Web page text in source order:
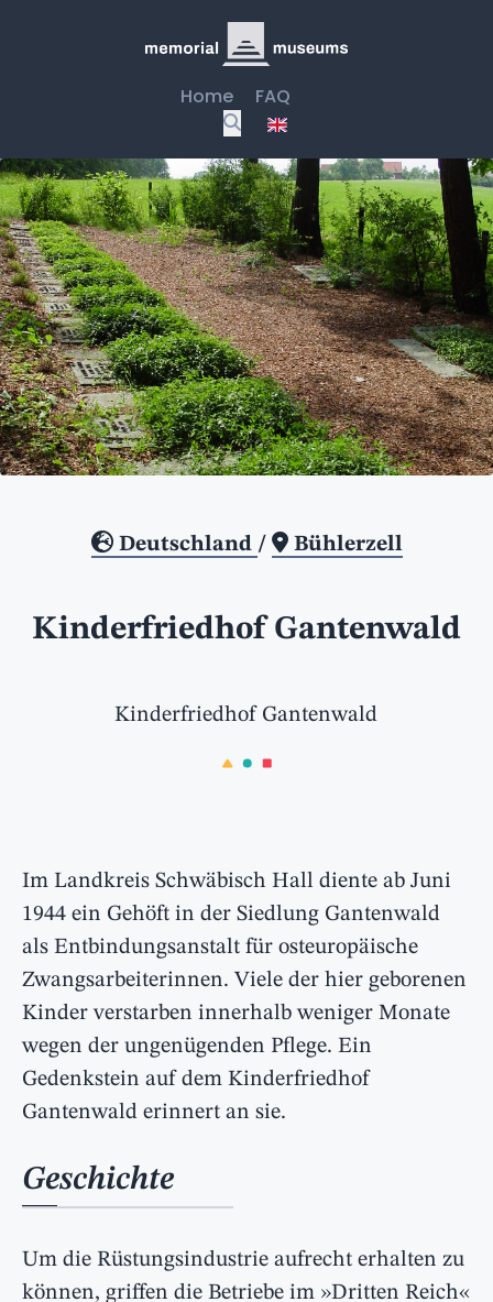
Home FAQ
Deutschland / Bühlerzell
Kinderfriedhof Gantenwald
Kinderfriedhof Gantenwald
Im Landkreis Schwäbisch Hall diente ab Juni
1944 ein Gehöft in der Siedlung Gantenwald
als Entbindungsanstalt für osteuropäische
Zwangsarbeiterinnen. Viele der hier geborenen
Kinder verstarben innerhalb weniger Monate
wegen der ungenügenden Pflege. Ein
Gedenkstein auf dem Kinderfriedhof
Gantenwald erinnert an sie.
Geschichte
Um die Rüstungsindustrie aufrecht erhalten zu
können, griffen die Betriebe im »Dritten Reich«